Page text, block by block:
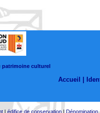
patrimoine culturel
Accueil |
| édifice de conservation| Dénomination